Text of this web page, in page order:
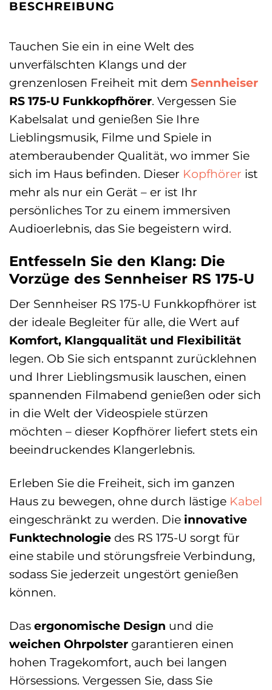
BESCHREIBUNG
Tauchen Sie ein in eine Welt des
unverfälschten Klangs und der
grenzenlosen Freiheit mit dem Sennheiser
RS 175-U Funkkopfhörer. Vergessen Sie
Kabelsalat und genießen Sie Ihre
Lieblingsmusik, Filme und Spiele in
atemberaubender Qualität, wo immer Sie
sich im Haus befinden. Dieser Kopfhörer ist
mehr als nur ein Gerät – er ist Ihr
persönliches Tor zu einem immersiven
Audioerlebnis, das Sie begeistern wird.
Entfesseln Sie den Klang: Die
Vorzüge des Sennheiser RS 175-U
Der Sennheiser RS 175-U Funkkopfhörer ist
der ideale Begleiter für alle, die Wert auf
Komfort, Klangqualität und Flexibilität
legen. Ob Sie sich entspannt zurücklehnen
und Ihrer Lieblingsmusik lauschen, einen
spannenden Filmabend genießen oder sich
in die Welt der Videospiele stürzen
möchten – dieser Kopfhörer liefert stets ein
beeindruckendes Klangerlebnis.
Erleben Sie die Freiheit, sich im ganzen
Haus zu bewegen, ohne durch lästige Kabel
eingeschränkt zu werden. Die innovative
Funktechnologie des RS 175-U sorgt für
eine stabile und störungsfreie Verbindung,
sodass Sie jederzeit ungestört genießen
können.
Das ergonomische Design und die
weichen Ohrpolster garantieren einen
hohen Tragekomfort, auch bei langen
Hörsessions. Vergessen Sie, dass Sie